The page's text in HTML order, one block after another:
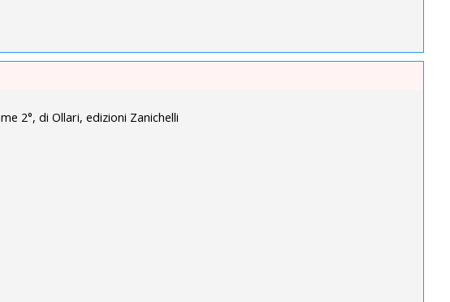
2°, di Ollari, edizioni Zanichelli